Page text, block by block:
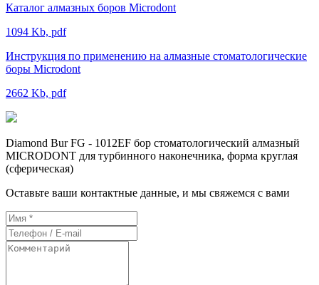
Каталог алмазных боров Microdont
1094 Kb, pdf
Инструкция по применению на алмазные стоматологические
боры Microdont
2662 Kb, pdf
Diamond Bur FG - 1012EF бор стоматологический алмазный
MICRODONT для турбинного наконечника, форма круглая
(сферическая)
Оставьте ваши контактные данные, и мы свяжемся с вами